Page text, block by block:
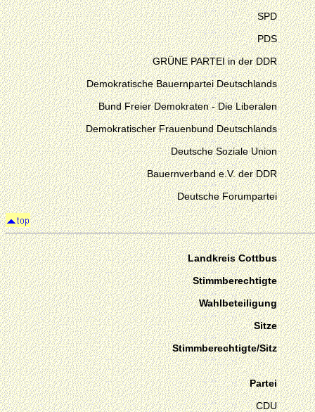
SPD
PDS
GRÜNE PARTEI in der DDR
Demokratische Bauernpartei Deutschlands
Bund Freier Demokraten - Die Liberalen
Demokratischer Frauenbund Deutschlands
Deutsche Soziale Union
Bauernverband e.V. der DDR
Deutsche Forumpartei
Landkreis Cottbus
Stimmberechtigte
Wahlbeteiligung
Sitze
Stimmberechtigte/Sitz
Partei
CDU